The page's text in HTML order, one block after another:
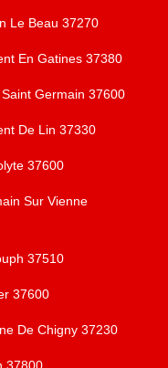
Le Beau 37270
En Gatines 37380
Germain 37600
De Lin 37330
37600
Sur Vienne
37510
37600
De Chigny 37230